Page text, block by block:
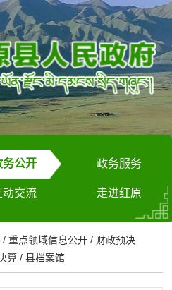
务公开 政务服务
动交流 走进红原
/重点领域信息公开 / 财政预决
算 /县档案馆